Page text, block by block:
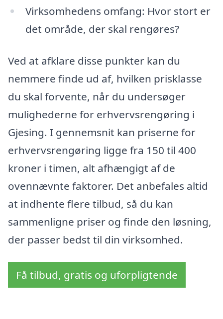
Virksomhedens omfang: Hvor stort er
det område, der skal rengøres?
Ved at afklare disse punkter kan du
nemmere finde ud af, hvilken prisklasse
du skal forvente, når du undersøger
mulighederne for erhvervsrengøring i
Gjesing. I gennemsnit kan priserne for
erhvervsrengøring ligge fra 150 til 400
kroner i timen, alt afhængigt af de
ovennævnte faktorer. Det anbefales altid
at indhente flere tilbud, så du kan
sammenligne priser og finde den løsning,
der passer bedst til din virksomhed.
Få tilbud, gratis og uforpligtende